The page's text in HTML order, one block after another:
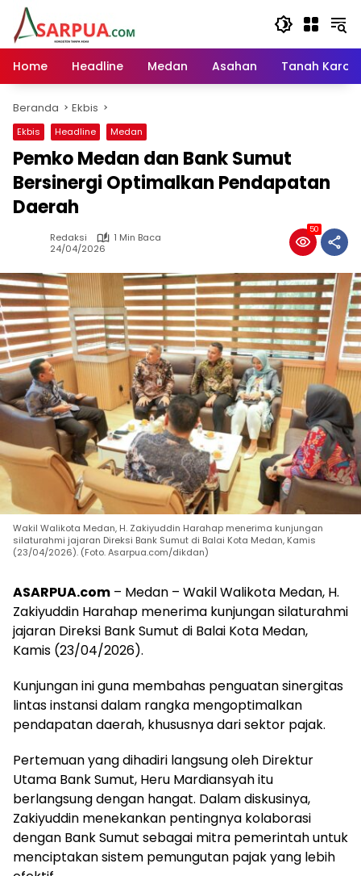
Langsung
konten
Home
Headline Medan Asahan Tanah Karo
Beranda Ekbis
Ekbis Headline Medan
Pemko Medan dan Bank Sumut
Bersinergi Optimalkan Pendapatan
Daerah
Redaksi
1 Min Baca
24/04/2026
50
Wakil Walikota Medan, H. Zakiyuddin Harahap menerima kunjungan
silaturahmi jajaran Direksi Bank Sumut di Balai Kota Medan, Kamis
(23/04/2026). (Foto. Asarpua.com/dikdan)
ASARPUA.com – Medan – Wakil Walikota Medan, H.
Zakiyuddin Harahap menerima kunjungan silaturahmi
jajaran Direksi Bank Sumut di Balai Kota Medan,
Kamis (23/04/2026).
Kunjungan ini guna membahas penguatan sinergitas
lintas instansi dalam rangka mengoptimalkan
pendapatan daerah, khususnya dari sektor pajak.
Pertemuan yang dihadiri langsung oleh Direktur
Utama Bank Sumut, Heru Mardiansyah itu
berlangsung dengan hangat. Dalam diskusinya,
Zakiyuddin menekankan pentingnya kolaborasi
dengan Bank Sumut sebagai mitra pemerintah untuk
menciptakan sistem pemungutan pajak yang lebih